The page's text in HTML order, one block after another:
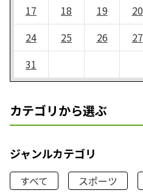
17
18 19 20
24
25 26 27
31
カテゴリから選ぶ
ジャンルカテゴリ
すべて スポーツ